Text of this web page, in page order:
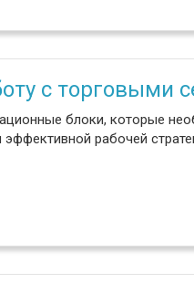
с торговыми
блоки, которые
рабочей